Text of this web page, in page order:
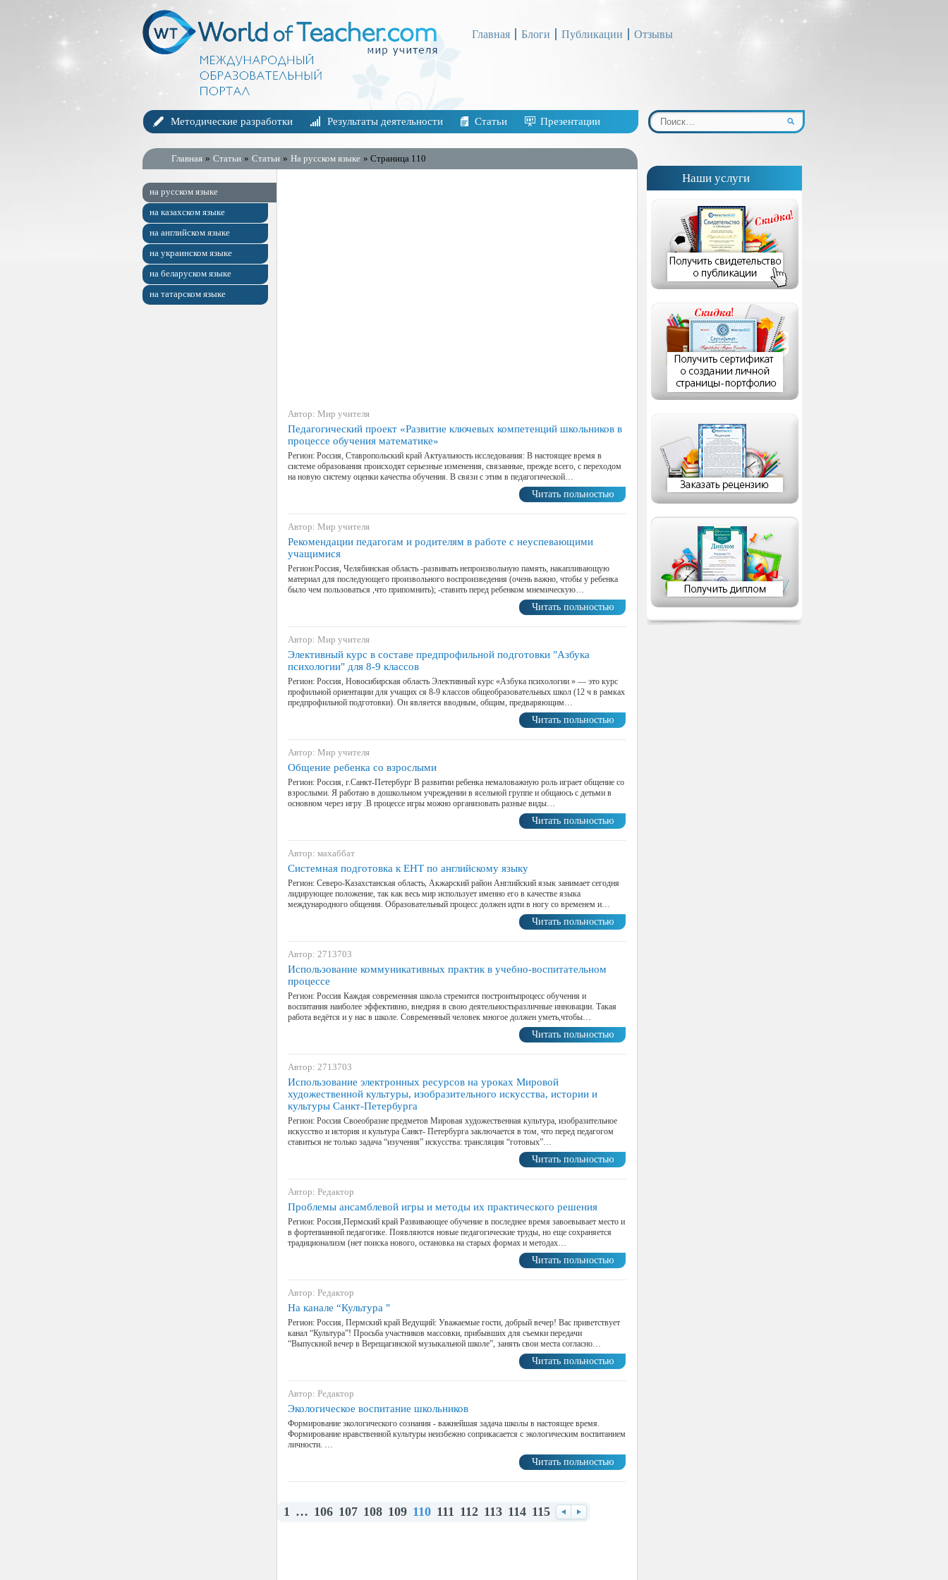
Главная Блоги Публикации Отзывы
Методические разработки Результаты деятельности Статьи Презентации
Главная » Статьи » Статьи » На русском языке » Страница 110
на русском языке
на казахском языке
на английском языке
на украинском языке
на беларуском языке
на татарском языке
Автор: Мир учителя
Педагогический проект «Развитие ключевых компетенций школьников в
процессе обучения математике»
Регион: Россия, Ставропольский край Актуальность исследования: В настоящее время в
системе образования происходят серьезные изменения, связанные, прежде всего, с переходом
на новую систему оценки качества обучения. В связи с этим в педагогической…
Читать польностью
Автор: Мир учителя
Рекомендации педагогам и родителям в работе с неуспевающими
учащимися
Регион:Россия, Челябинская область -развивать непроизвольную память, накапливающую
материал для последующего произвольного воспроизведения (очень важно, чтобы у ребенка
было чем пользоваться ,что припомнить); -ставить перед ребенком мнемическую…
Читать польностью
Автор: Мир учителя
Элективный курс в составе предпрофильной подготовки "Азбука
психологии" для 8-9 классов
Регион: Россия, Новосибирская область Элективный курс «Азбука психологии » — это курс
профильной ориентации для учащих­ ся 8-9 классов общеобразовательных школ (12 ч в рамках
предпрофильной подготовки). Он является вводным, общим, предваряющим…
Читать польностью
Автор: Мир учителя
Общение ребенка со взрослыми
Регион: Россия, г.Санкт-Петербург В развитии ребенка немаловажную роль играет общение со
взрослыми. Я работаю в дошкольном учреждении в ясельной группе и общаюсь с детьми в
основном через игру .В процессе игры можно организовать разные виды…
Читать польностью
Автор: махаббат
Системная подготовка к ЕНТ по английскому языку
Регион: Северо-Казахстанская область, Акжарский район Английский язык занимает сегодня
лидирующее положение, так как весь мир использует именно его в качестве языка
международного общения. Образовательный процесс должен идти в ногу со временем и…
Читать польностью
Автор: 2713703
Использование коммуникативных практик в учебно-воспитательном
процессе
Регион: Россия Каждая современная школа стремится построитьпроцесс обучения и
воспитания наиболее эффективно, внедряя в свою деятельностьразличные инновации. Такая
работа ведётся и у нас в школе. Современный человек многое должен уметь,чтобы…
Читать польностью
Автор: 2713703
Использование электронных ресурсов на уроках Мировой
художественной культуры, изобразительного искусства, истории и
культуры Санкт-Петербурга
Регион: Россия Своеобразие предметов Мировая художественная культура, изобразительное
искусство и история и культура Санкт- Петербурга заключается в том, что перед педагогом
ставиться не только задача “изучения” искусства: трансляция “готовых”…
Читать польностью
Автор: Редактор
Проблемы ансамблевой игры и методы их практического решения
Регион: Россия,Пермский край Развивающее обучение в последнее время завоевывает место и
в фортепианной педагогике. Появляются новые педагогические труды, но еще сохраняется
традиционализм (нет поиска нового, остановка на старых формах и методах…
Читать польностью
Автор: Редактор
На канале “Культура "
Регион: Россия, Пермский край Ведущий: Уважаемые гости, добрый вечер! Вас приветствует
канал “Культура”! Просьба участников массовки, прибывших для съемки передачи
“Выпускной вечер в Верещагинской музыкальной школе”, занять свои места согласно…
Читать польностью
Автор: Редактор
Экологическое воспитание школьников
Формирование экологического сознания - важнейшая задача школы в настоящее время.
Формирование нравственной культуры неизбежно соприкасается с экологическим воспитанием
личности. …
Читать польностью
1 … 106 107 108 109 110 111 112 113 114 115
Наши услуги